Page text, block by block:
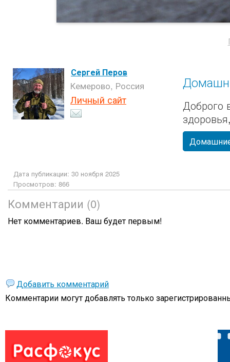
Сергей Перов
Кемерово, Россия
Личный сайт
Доброго
Дата публикации: 30 ноября 2025
Просмотров: 866
Комментарии (0)
Нет комментариев. Ваш будет первым!
Добавить комментарий
Комментарии могут добавлять только